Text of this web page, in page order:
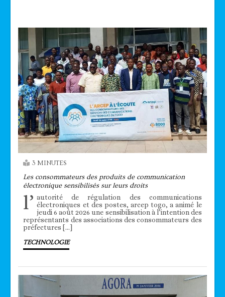
3 MINUTES
Les consommateurs des produits de communication
électronique sensibilisés sur leurs droits
l’ autorité de régulation des communications
électroniques et des postes, arcep togo, a animé le
jeudi 6 août 2026 une sensibilisation à l’intention des
représentants des associations des consommateurs des
préfectures […]
TECHNOLOGIE